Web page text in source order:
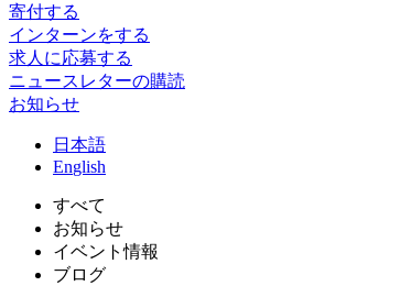
寄付する
インターンをする
求人に応募する
ニュースレターの購読
お知らせ
日 本語
English
すべて
お知らせ
イベント情報
ブログ